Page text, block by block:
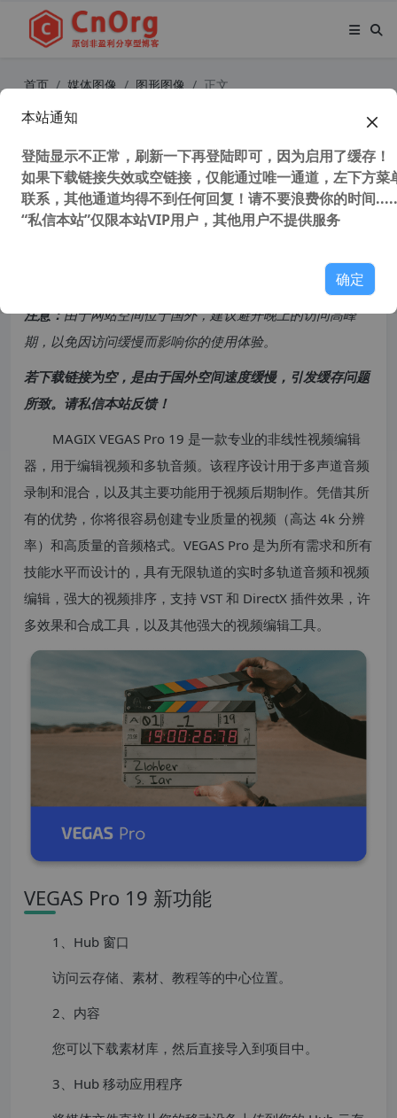
首页 媒体图像 图形图像 正文
Magix (Sony) Vegas Pro 19.0.0.458
英文汉化注册版不支持win7
52,877 次浏览次阅读
注意：由于网站空间位于国外，建议避开晚上的访问高峰
期，以免因访问缓慢而影响你的使用体验。
若下载链接为空，是由于国外空间速度缓慢，引发缓存问题
所致。请私信本站反馈！
MAGIX VEGAS Pro 19 是一款专业的非线性视频编辑
器，用于编辑视频和多轨音频。该程序设计用于多声道音频
录制和混合，以及其主要功能用于视频后期制作。凭借其所
有的优势，你将很容易创建专业质量的视频（高达 4k 分辨
率）和高质量的音频格式。VEGAS Pro 是为所有需求和所有
技能水平而设计的，具有无限轨道的实时多轨道音频和视频
编辑，强大的视频排序，支持 VST 和 DirectX 插件效果，许
多效果和合成工具，以及其他强大的视频编辑工具。
VEGAS Pro 19 新功能
1、Hub 窗口
访问云存储、素材、教程等的中心位置。
2、内容
您可以下载素材库，然后直接导入到项目中。
3、Hub 移动应用程序
本站通知
登陆显示不正常，刷新一下再登陆即可，因为启用了缓存！
如果下载链接失效或空链接，仅能通过唯一通道，左下方菜
联系，其他通道均得不到任何回复！请不要浪费你的时间
“私信本站”仅限本站VIP用户，其他用户不提供服务
确定